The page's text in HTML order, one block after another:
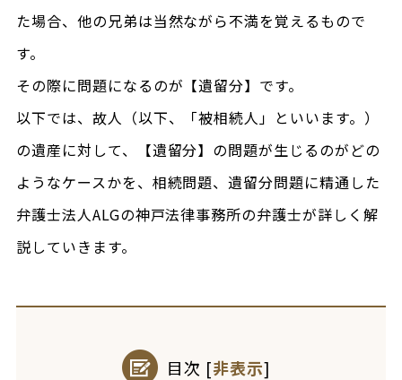
た場合、他の兄弟は当然ながら不満を覚えるもので
す。
その際に問題になるのが【遺留分】です。
以下では、故人（以下、「被相続人」といいます。）
の遺産に対して、【遺留分】の問題が生じるのがどの
ようなケースかを、相続問題、遺留分問題に精通した
弁護士法人ALGの神戸法律事務所の弁護士が詳しく解
説していきます。
目次 [非表示]